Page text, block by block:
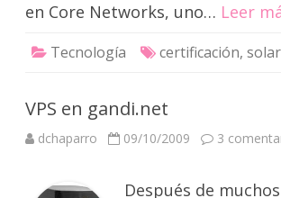
en Core Networks, uno… Leer
Tecnología certificación,
VPS en gandi.net
dchaparro 09/10/2009 3
Después de